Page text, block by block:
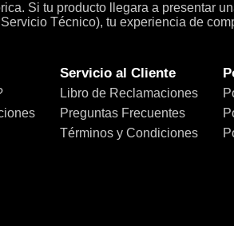
Si tu producto llegara a presentar
Técnico), tu experiencia de
Servicio al Cliente
Libro de Reclamaciones
Preguntas Frecuentes
Términos y Condiciones